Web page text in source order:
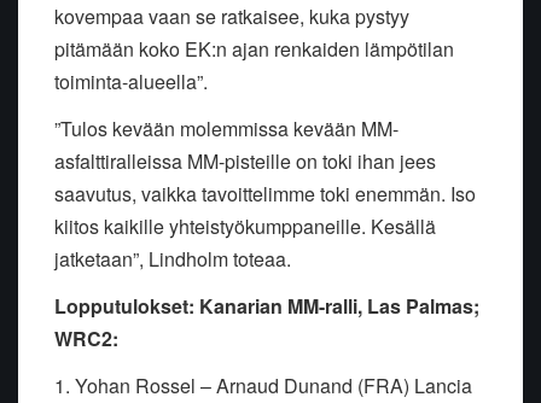
kovempaa vaan se ratkaisee, kuka pystyy
pitämään koko EK:n ajan renkaiden lämpötilan
toiminta-alueella”.
”Tulos kevään molemmissa kevään MM-
asfalttiralleissa MM-pisteille on toki ihan jees
saavutus, vaikka tavoittelimme toki enemmän. Iso
kiitos kaikille yhteistyökumppaneille. Kesällä
jatketaan”, Lindholm toteaa.
Lopputulokset: Kanarian MM-ralli, Las Palmas;
WRC2:
1. Yohan Rossel – Arnaud Dunand (FRA) Lancia